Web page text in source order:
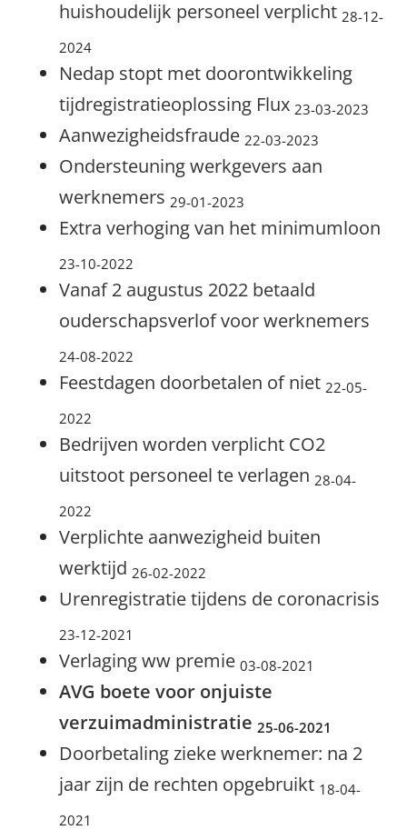
huishoudelijk personeel verplicht 28-12-
2024
Nedap stopt met doorontwikkeling
tijdregistratieoplossing Flux 23-03-2023
Aanwezigheidsfraude 22-03-2023
Ondersteuning werkgevers aan
werknemers 29-01-2023
Extra verhoging van het minimumloon
23-10-2022
Vanaf 2 augustus 2022 betaald
ouderschapsverlof voor werknemers
24-08-2022
Feestdagen doorbetalen of niet 22-05-
2022
Bedrijven worden verplicht CO2
uitstoot personeel te verlagen 28-04-
2022
Verplichte aanwezigheid buiten
werktijd 26-02-2022
Urenregistratie tijdens de coronacrisis
23-12-2021
Verlaging ww premie 03-08-2021
AVG boete voor onjuiste
verzuimadministratie 25-06-2021
Doorbetaling zieke werknemer: na 2
jaar zijn de rechten opgebruikt 18-04-
2021